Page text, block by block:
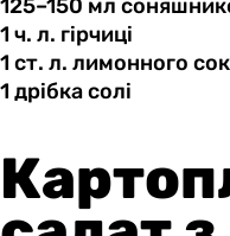
125–150 мл
1 ч. л. гірчиці
1 ст. л. лимонного
1 дрібкасолі